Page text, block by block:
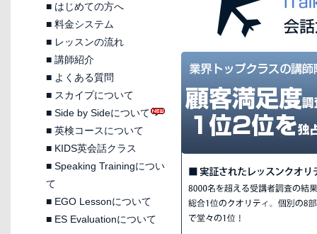
■ はじめての方へ
■ 料金システム
■ レッスンの流れ
■ 講師紹介
■ よくある質問
■ スカイプについて
■ Side by Sideについて
■ 英検コースについて
■ KIDS英会話クラス
■ Speaking Trainingについ
て
■ EGO Lessonについて
■ ES Evaluationについて